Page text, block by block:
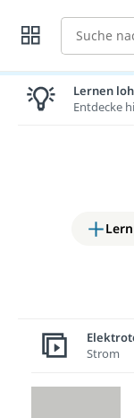
Suche
Lernen
Entdecke
Strom